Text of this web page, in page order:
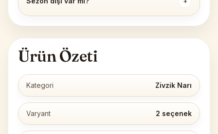
Ürün Özeti
Kategori Zivzik Narı
Varyant 2 seçenek